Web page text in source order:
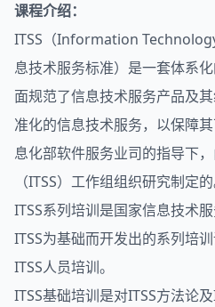
课程介绍：
ITSS（Information
息技术服务标准）是一套体系
面规范了信息技术服务产品及
准化的信息技术服务，以保障
息化部软件服务业司的指导下
（ITSS）工作组组织研究制定的
ITSS系列培训是国家信息技术
ITSS为基础而开发出的系列培
ITSS人员培训。
ITSS基础培训是对ITSS方法论